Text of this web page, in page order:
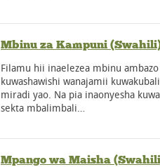
Mbinu za Kampuni
Filamu hii inaelezea mbinu
kuwashawishi wanajamii
miradi yao. Na pia inaonyesha
sekta mbalimbali…
Mpango wa Maisha